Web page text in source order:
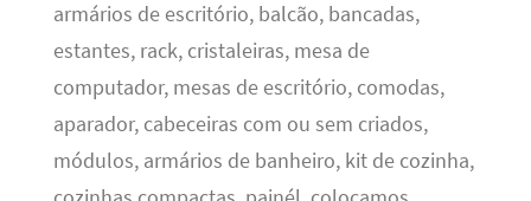
armários de escritório, balcão, bancadas,
estantes, rack, cristaleiras, mesa de
computador, mesas de escritório, comodas,
aparador, cabeceiras com ou sem criados,
módulos, armários de banheiro, kit de cozinha,